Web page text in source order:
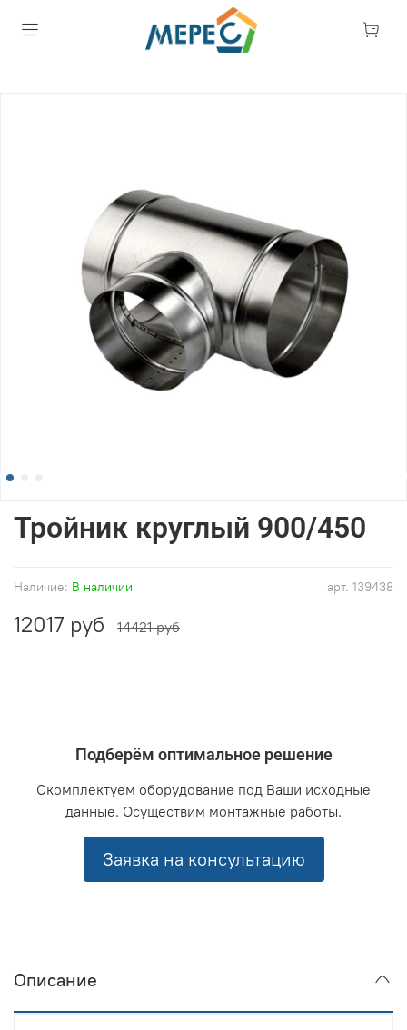
арт. 139438
Наличие: В наличии
Тройник круглый 900/450
12017 руб 14421 руб
Подберём оптимальное решение
Скомплектуем оборудование под Ваши исходные
данные. Осуществим монтажные работы.
Заявка на консультацию
Описание